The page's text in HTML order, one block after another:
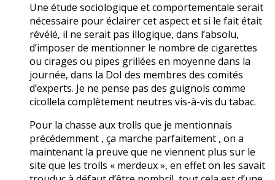
Une étude sociologique et comportementale serait
nécessaire pour éclairer cet aspect et si le fait était
révélé, il ne serait pas illogique, dans l’absolu,
d’imposer de mentionner le nombre de cigarettes
ou cirages ou pipes grillées en moyenne dans la
journée, dans la DoI des membres des comités
d’experts. Je ne pense pas des guignols comme
cicollela complètement neutres vis-à-vis du tabac.
Pour la chasse aux trolls que je mentionnais
précédemment , ça marche parfaitement , on a
maintenant la preuve que ne viennent plus sur le
site que les trolls « merdeux », en effet on les savait